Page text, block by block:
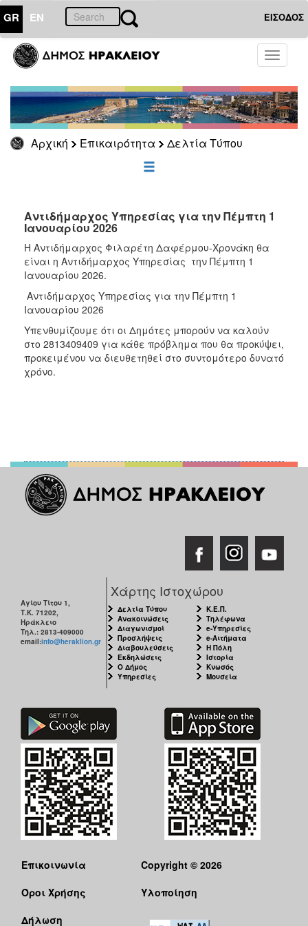
GR EN ΕΙΣΟΔΟΣ
Toggle
Αρχική Επικαιρότητα Δελτία Τύπου
ΕΠΙΚΑΙΡΟΤΗΤΑ
Τύπου
Αρχείο
ΕΠΙΣΚΕΠΤΗΣ
ΗΡΑΚΛΕΙΟ
Αντιδήμαρχος Υπηρεσίας για την Πέμπτη 1
Ιανουαρίου 2026
Η Αντιδήμαρχος Φιλαρέτη Δαφέρμου-Χρονάκη θα
είναι η Αντιδήμαρχος Υπηρεσίας την Πέμπτη 1
Ιανουαρίου 2026.
Αντιδήμαρχος Υπηρεσίας για την Πέμπτη 1
Ιανουαρίου 2026
Υπενθυμίζουμε ότι οι Δημότες μπορούν να καλούν
στο 2813409409 για κάθε πρόβλημα που θα προκύψει,
προκειμένου να διευθετηθεί στο συντομότερο δυνατό
χρόνο.
Αγίου Τίτου 1,
Τ.Κ. 71202,
Ηράκλειο
Τηλ.: 2813-409000
email:info@heraklion.gr
Χάρτης Ιστοχώρου
Δελτία Τύπου
Ανακοινώσεις
Διαγωνισμοί
Προσλήψεις
Διαβουλεύσεις
Εκδηλώσεις
Ο Δήμος
Υπηρεσίες
Κ.Ε.Π.
Τηλέφωνα
e-Υπηρεσίες
e-Αιτήματα
Η Πόλη
Ιστορία
Κνωσός
Μουσεία
Επικοινωνία
Όροι Χρήσης
Δήλωση
Copyright © 2026
Υλοποίηση